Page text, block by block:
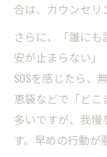
合は、カウンセリ
さらに、「誰に
安が止まらない
SOSを感じたら、
恵袋などで「ど
多いですが、我慢
す。早めの行動が